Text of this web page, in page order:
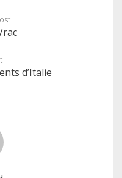
d’Italie